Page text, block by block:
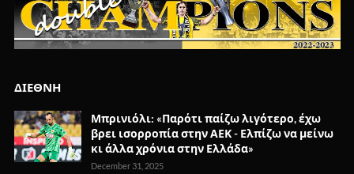
ΔΙΕΘΝΗ
Μπρινιόλι: «Παρότι παίζω λιγότερο, έχω
βρει ισορροπία στην ΑΕΚ - Ελπίζω να μείνω
κι άλλα χρόνια στην Ελλάδα»
December 31, 2025